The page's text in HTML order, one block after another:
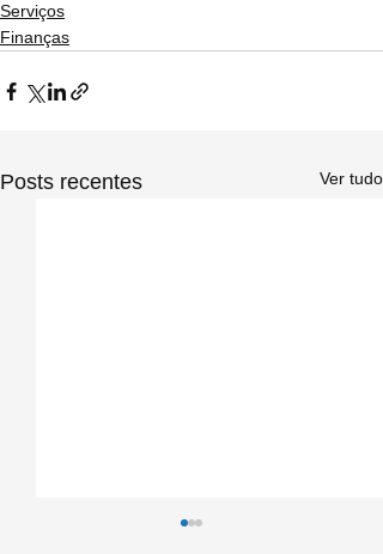
Serviços
Finanças
Posts recentes Ver tudo